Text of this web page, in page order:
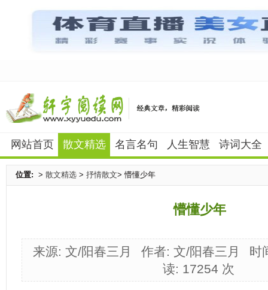
网站首页 散文精选 名言名句 人生智慧 诗词大全
位置: > 散文精选 > 抒情散文> 懵懂少年
懵懂少年
来源: 文/阳春三月 作者: 文/阳春三月
时
读: 17254 次